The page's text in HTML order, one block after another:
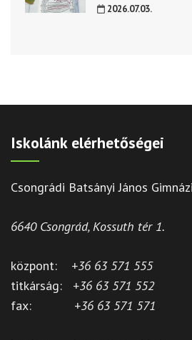
2026.07.03.
Iskolánk elérhetőségei
Csongrádi Batsányi János
6640 Csongrád, Kossuth tér 1.
központ: +36 63 571 555
titkárság: +36 63 571 552
fax: +36 63 571 571